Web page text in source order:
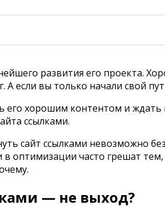
развития его проекта.
А если вы только начали свой
его хорошим контентом и
ссылками.
сайт ссылками невозможно
оптимизации часто грешат
— не выход?